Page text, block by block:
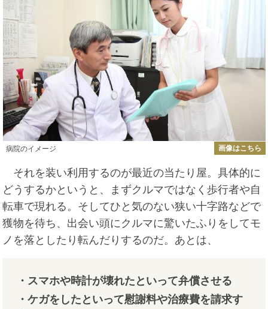
病院のイメージ 画像はこちら
それを装い利用するのが最近の当たり屋。具体的に
どうするかというと、まずクルマではなく歩行者や自
転車で現れる。そしてひと気のない狭い十字路などで
獲物を待ち、出会い頭にクルマに驚いたふりをしてモ
ノを落としたり転んだりするのだ。あとは、
・スマホや時計が壊れたといって弁償させる
・ケガをしたといって慰謝料や治療費を請求す